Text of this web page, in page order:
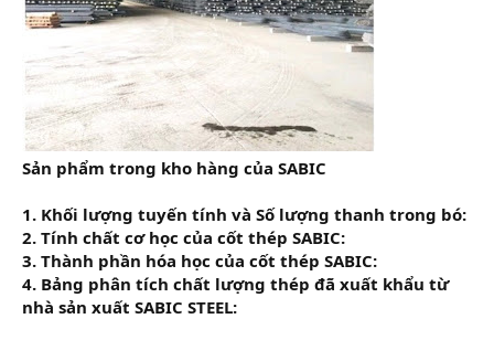
Sản phẩm trong kho hàng của SABIC
1. Khối lượng tuyến tính và Số lượng thanh trong bó:
2. Tính chất cơ học của cốt thép SABIC:
3. Thành phần hóa học của cốt thép SABIC:
4. Bảng phân tích chất lượng thép đã xuất khẩu từ
nhà sản xuất SABIC STEEL: